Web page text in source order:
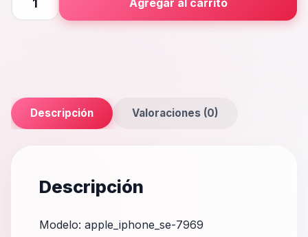
Agregar al carrito
Descripción Valoraciones (0)
Descripción
Modelo: apple_iphone_se-7969